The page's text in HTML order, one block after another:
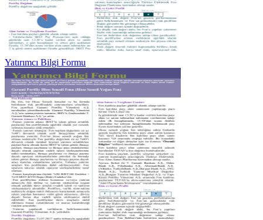
Yatırımcı Bilgi Formu